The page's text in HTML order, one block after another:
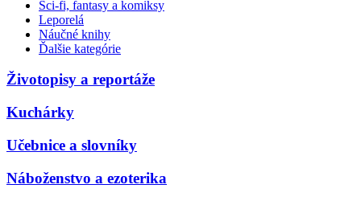
Sci-fi, fantasy a komiksy
Leporelá
Náučné knihy
Ďalšie kategórie
Životopisy a reportáže
Kuchárky
Učebnice a slovníky
Náboženstvo a ezoterika